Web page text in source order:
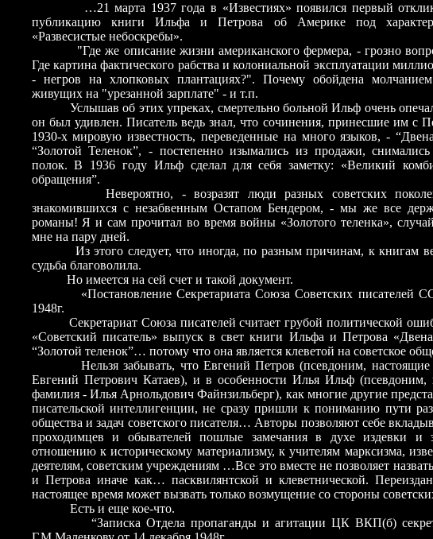
…21 марта 1937 года в «Известиях» появился первый
публикацию книги Ильфа и Петрова об Америке под
«Развесистые небоскребы».
"Где же описание жизни американского фермера, - грозно
Где картина фактического рабства и колониальной эксплуатации
- негров на хлопковых плантациях?". Почему обойдена
живущих на "урезанной зарплате" - и т.п.
Услышав об этих упреках, смертельно больной Ильф очень
он был удивлен. Писатель ведь знал, что сочинения, принесшие им с
1930-х мировую известность, переведенные на много языков, -
“Золотой Теленок”, - постепенно изымались из продажи,
полок. В 1936 году Ильф сделал для себя заметку: «Великий
обращения”.
Невероятно, - возразят люди разных советских
знакомившихся с незабвенным Остапом Бендером, - мы же все
романы! Я и сам прочитал во время войны «Золотого теленка»,
мне на пару дней.
Из этого следует, что иногда, по разным причинам, к книгам
судьба благоволила.
Но имеется на сей счет и такой документ.
«Постановление Секретариата Союза Советских писателей
1948г.
Секретариат Союза писателей считает грубой политической
«Советский писатель» выпуск в свет книги Ильфа и Петрова
“Золотой теленок”… потому что она является клеветой на советское
Нельзя забывать, что Евгений Петров (псевдоним, настоящие
Евгений Петрович Катаев), и в особенности Илья Ильф (псевдоним,
фамилия - Илья Арнольдович Файнзильберг), как многие другие
писательской интеллигенции, не сразу пришли к пониманию пути
общества и задач советского писателя… Авторы позволяют себе
проходимцев и обывателей пошлые замечания в духе издевки и
отношению к историческому материализму, к учителям марксизма,
деятелям, советским учреждениям …Все это вместе не позволяет
и Петрова иначе как… пасквилянтской и клеветнической.
настоящее время может вызвать только возмущение со стороны
Есть и еще кое-что.
“Записка Отдела пропаганды и агитации ЦК ВКП(б)